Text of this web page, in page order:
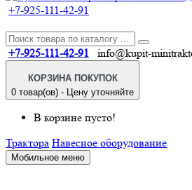
+7-925-111-42-91
+7-925-111-42-91 info@kupit-
КОРЗИНА ПОКУПОК
0 товар(ов) - Цену уточняйте
В корзине пусто!
Трактора Навесное оборудование
Мобильное меню